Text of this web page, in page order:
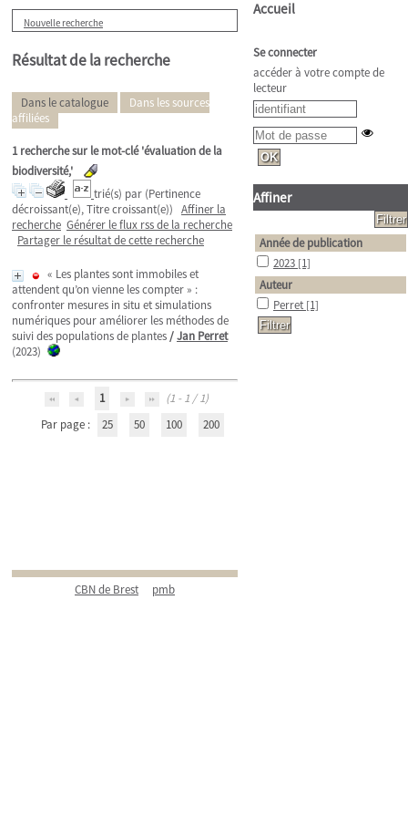
Nouvelle recherche
Résultat de la recherche
Dans le catalogue
Dans les sources
affiliées
1recherche sur le mot-clé'évaluation de la
biodiversité,'
trié(s) par (Pertinence
décroissant(e), Titre croissant(e)) Affiner la
recherche Générer le flux rss de la recherche
Partager le résultat de cette recherche
« Les plantes sont immobiles et
attendent qu’on vienne les compter » :
confronter mesures in situ et simulations
numériques pour améliorer les méthodes de
suivi des populations de plantes/Jan Perret
(2023)
1
(1 - 1 / 1)
Par page :
25 50 100 200
CBN de Brest pmb
Accueil
Se connecter
accéder à votre compte de
lecteur
Affiner
Année de publication
2023 [1]
Auteur
Perret [1]